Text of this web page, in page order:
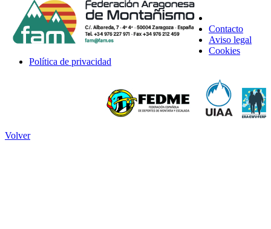
Contacto
Aviso legal
Cookies
Política de privacidad
Volver